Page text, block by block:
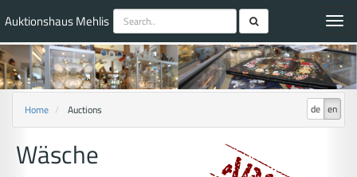
Auktionshaus Mehlis
de en
Home Auctions
Wäsche